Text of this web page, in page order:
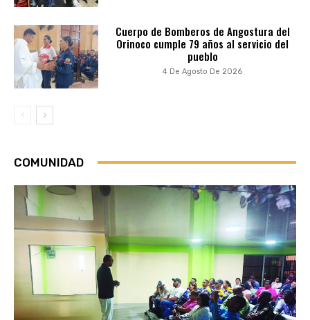
Cuerpo de Bomberos de Angostura del
Orinoco cumple 79 años al servicio del
pueblo
4 De Agosto De 2026
COMUNIDAD